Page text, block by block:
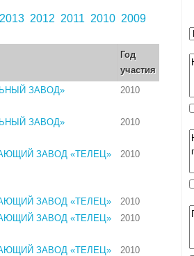
2013 2012 2011 2010 2009
Год
участия
ЗАВОД» 2010
ЗАВОД» 2010
ЗАВОД «ТЕЛЕЦ» 2010
ЗАВОД «ТЕЛЕЦ»
2010
ЗАВОД «ТЕЛЕЦ» 2010
ЗАВОД «ТЕЛЕЦ»
2010